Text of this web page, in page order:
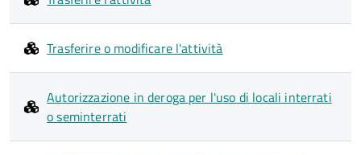
Trasferire o modificare l'attività
Autorizzazione in deroga per l'uso di locali interrati
o seminterrati